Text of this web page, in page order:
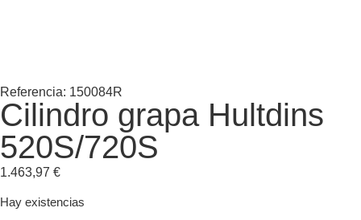
Referencia: 150084R
Cilindro grapa Hultdins
520S/720S
1.463,97 €
Hay existencias